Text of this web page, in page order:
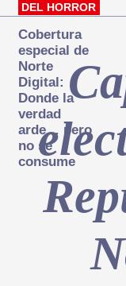
DEL HORROR
Cobertura
especial de
Norte
Digital:
Donde la
verdad
arde… pero
no se
consume